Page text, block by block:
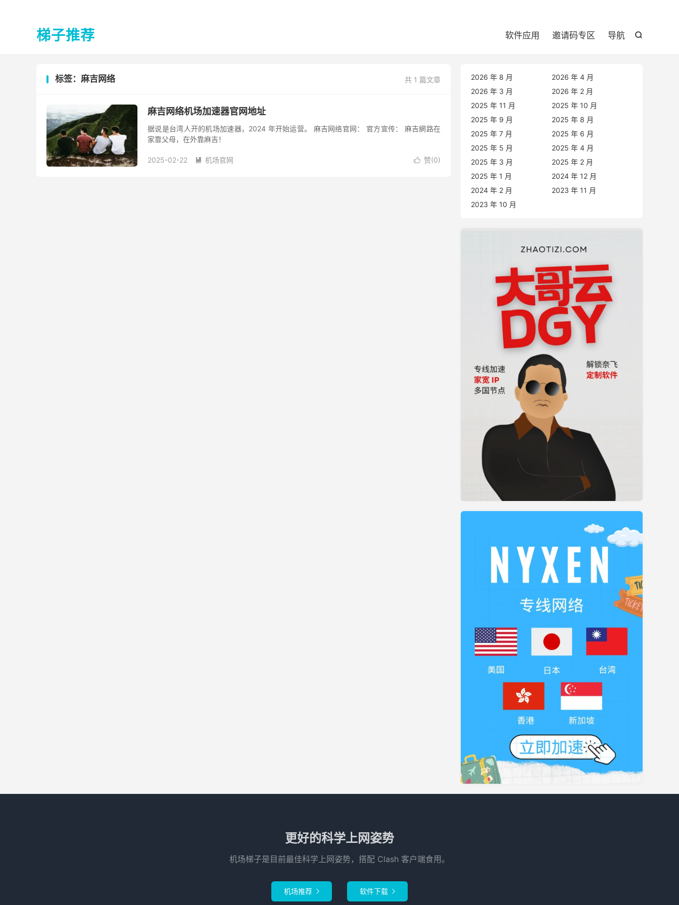
梯子推荐 
软件应用 邀请码专区 导航
共 1 篇文章
标签：麻吉网络
麻吉网络机场加速器官网地址
据说是台湾人开的机场加速器，2024 年开始运营。 麻吉网络官网： 官方宣传： 麻吉網路在
家靠父母，在外靠麻吉！
 赞(0)
2025-02-22  机场官网
2026 年 8 月
2026 年 4 月
2026 年 3 月
2026 年 2 月
2025 年 11 月
2025 年 10 月
2025 年 9 月
2025 年 8 月
2025 年 7 月
2025 年 6 月
2025 年 5 月
2025 年 4 月
2025 年 3 月
2025 年 2 月
2025 年 1 月
2024 年 12 月
2024 年 2 月
2023 年 11 月
2023 年 10 月
更好的科学上网姿势
机场梯子是目前最佳科学上网姿势，搭配 Clash 客户端食用。
机场推荐  软件下载 